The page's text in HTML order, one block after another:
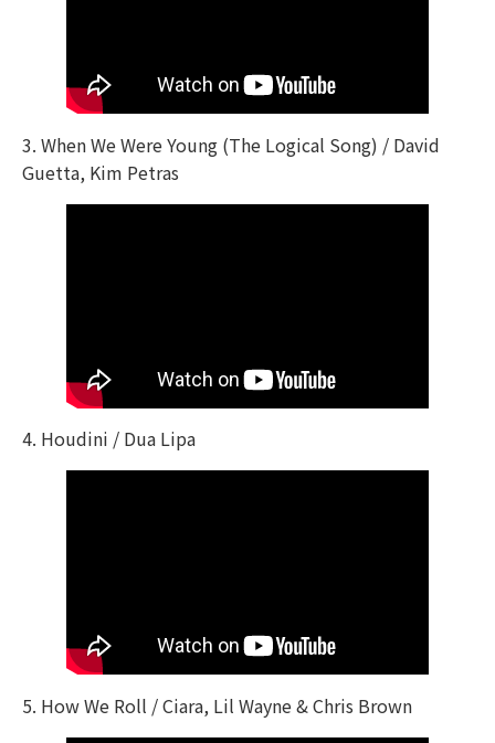
3. When We Were Young (The Logical Song) / David
Guetta, Kim Petras
4. Houdini / Dua Lipa
5. How We Roll / Ciara, Lil Wayne & Chris Brown